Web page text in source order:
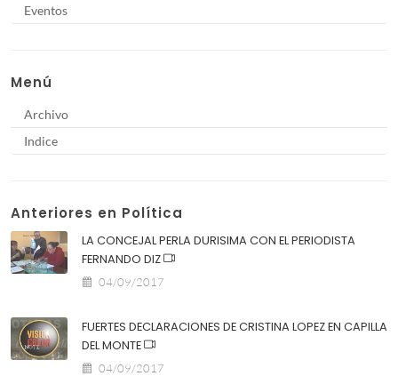
Eventos
Menú
Archivo
Indice
Anteriores en Política
LA CONCEJAL PERLA DURISIMA CON EL PERIODISTA
FERNANDO DIZ
04/09/2017
FUERTES DECLARACIONES DE CRISTINA LOPEZ EN CAPILLA
DEL MONTE
04/09/2017